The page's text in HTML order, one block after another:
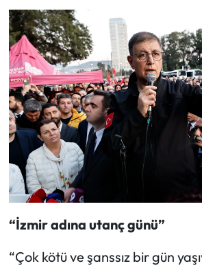
“İzmir adına utanç günü”
“Çok kötü ve şanssız bir gün